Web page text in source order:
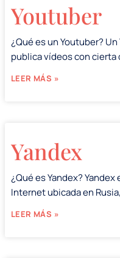
Youtuber
¿Qué es un Youtuber?
publica vídeos con cierta
LEER MÁS »
Yandex
¿Qué es Yandex?
Internet ubicada en Rusia,
LEER MÁS »